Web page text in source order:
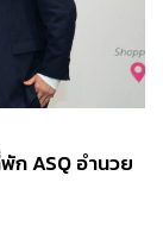
ก ASQ อำนวย